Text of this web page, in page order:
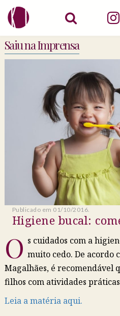
Saiu na Imprensa
Publicado em 01/10/2016.
Higiene bucal:
O s cuidados com a
muito cedo. De acordo
Magalhães, é recomendável
filhos com atividades
Leia a matéria aqui.